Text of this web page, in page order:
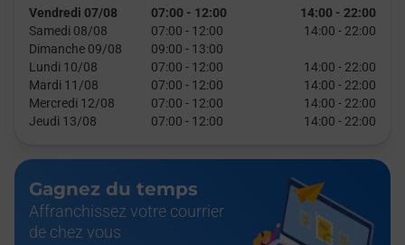
Vendredi 07/08 07:00 - 12:00 14:00 - 22:00
Samedi 08/08
07:00 - 12:00 14:00 - 22:00
Dimanche 09/08
09:00 - 13:00
Lundi 10/08
07:00 - 12:00 14:00 - 22:00
Mardi 11/08
07:00 - 12:00 14:00 - 22:00
Mercredi 12/08
07:00 - 12:00 14:00 - 22:00
Jeudi 13/08
07:00 - 12:00 14:00 - 22:00
Gagnez du temps
Affranchissez votre courrier
de chez vous